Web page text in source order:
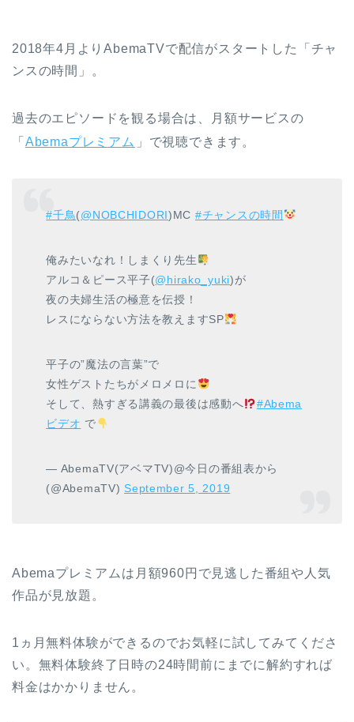
2018年4月よりAbemaTVで配信がスタートした「チャ
ンスの時間」。
過去のエピソードを観る場合は、月額サービスの
「 Abemaプレミアム 」で視聴できます。
#千鳥(@NOBCHIDORI)MC #チャンスの時間
俺みたいなれ！しまくり先生
アルコ＆ピース平子(@hirako_yuki)が
夜の夫婦生活の極意を伝授！
レスにならない方法を教えますSP
平子の”魔法の言葉”で
女性ゲストたちがメロメロに
そして、熱すぎる講義の最後は感動へ
#Abema
ビデオ で
— AbemaTV(アベマTV)@今日の番組表から
(@AbemaTV)September 5, 2019
Abemaプレミアムは月額960円で見逃した番組や人気
作品が見放題。
1ヵ月無料体験ができるのでお気軽に試してみてくださ
い。無料体験終了日時の24時間前にまでに解約すれば
料金はかかりません。